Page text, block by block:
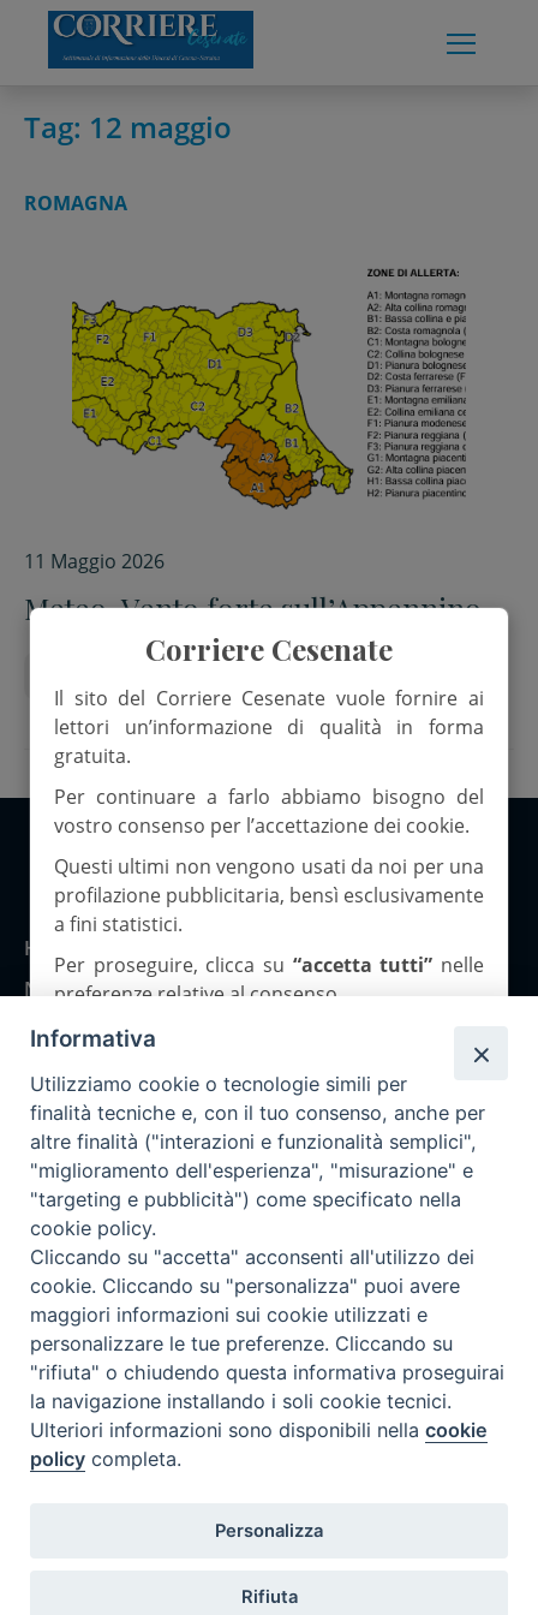
content
Tag: 12 maggio
ROMAGNA
11 Maggio 2026
Meteo. Vento forte sull’Appennino
Copyright 2026 ©Corriere Cesenate
Home
Notizie
Rubriche
Chi siamo
Come abbonarsi
Contatti
Corriere Cesenate
Il sito del Corriere Cesenate vuole fornire ai
lettori un’informazione di qualità in forma
gratuita.
Per continuare a farlo abbiamo bisogno del
vostro consenso per l’accettazione dei cookie.
Questi ultimi non vengono usati da noi per una
profilazione pubblicitaria, bensì esclusivamente
a fini statistici.
Per proseguire, clicca su “accetta tutti” nelle
preferenze relative al consenso.
Informativa
Utilizziamo cookie o tecnologie simili per
finalità tecniche e, con il tuo consenso, anche per
altre finalità ("interazioni e funzionalità semplici",
"miglioramento dell'esperienza", "misurazione" e
"targeting e pubblicità") come specificato nella
cookie policy.
Cliccando su "accetta" acconsenti all'utilizzo dei
cookie. Cliccando su "personalizza" puoi avere
maggiori informazioni sui cookie utilizzati e
personalizzare le tue preferenze. Cliccando su
"rifiuta" o chiudendo questa informativa proseguirai
la navigazione installando i soli cookie tecnici.
Ulteriori informazioni sono disponibili nellacookie
policy completa.
Personalizza
Rifiuta